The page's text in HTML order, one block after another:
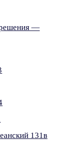
решения —
131в